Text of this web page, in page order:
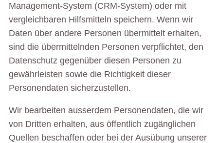
Management-System (CRM-System) oder mit
vergleichbaren Hilfsmitteln speichern. Wenn wir
Daten über andere Personen übermittelt erhalten,
sind die übermittelnden Personen verpflichtet, den
Datenschutz gegenüber diesen Personen zu
gewährleisten sowie die Richtigkeit dieser
Personendaten sicherzustellen.
Wir bearbeiten ausserdem Personendaten, die wir
von Dritten erhalten, aus öffentlich zugänglichen
Quellen beschaffen oder bei der Ausübung unserer